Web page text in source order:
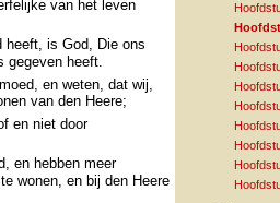
van het leven
heeft, is God, Die ons
gegeven heeft.
en weten, dat wij,
van den Heere;
en niet door
en hebben meer
wonen, en bij den Heere